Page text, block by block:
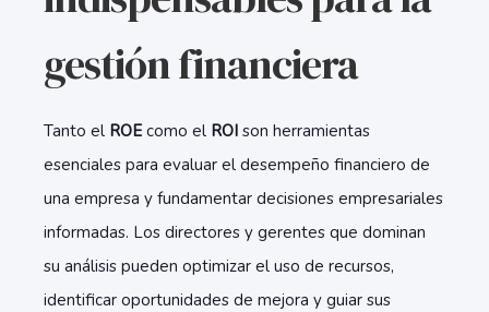
gestión financiera
Tanto el ROEcomo el ROI son herramientas
esenciales para evaluar el desempeño financiero de
una empresa y fundamentar decisiones empresariales
informadas. Los directores y gerentes que dominan
su análisis pueden optimizar el uso de recursos,
identificar oportunidades de mejora y guiar sus